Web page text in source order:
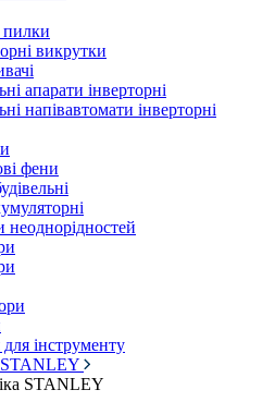
пилки
викрутки
апарати інверторні
напівавтомати інверторні
фени
неоднорідностей
інструменту
STANLEY
STANLEY